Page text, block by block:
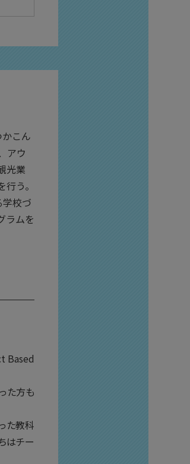
こん
アウ
光業
う。
校づ
ラムを
Based
た方も
た教科
はチー